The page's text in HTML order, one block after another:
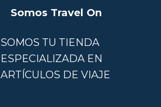
Somos Travel On
SOMOS TU TIENDA
ESPECIALIZADA EN
ARTÍCULOS DE VIAJE